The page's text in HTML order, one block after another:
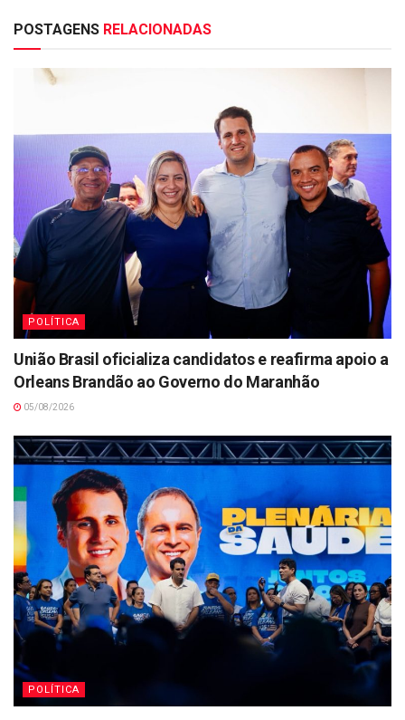
POSTAGENS RELACIONADAS
POLÍTICA
União Brasil oficializa candidatos e reafirma apoio a
Orleans Brandão ao Governo do Maranhão
05/08/2026
POLÍTICA